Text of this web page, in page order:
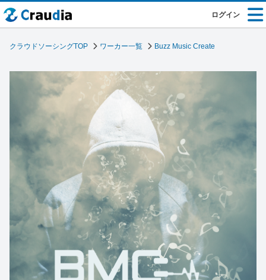
ログイン
クラウドソーシングTOP ワーカー一覧 Buzz Music Create